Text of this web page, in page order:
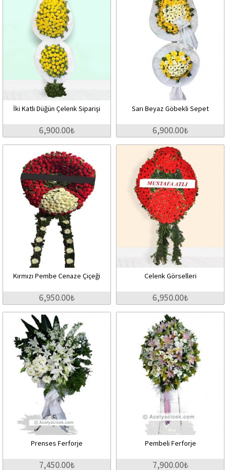
İki Katlı Düğün Çelenk Siparişi
6,900.00₺
Sarı Beyaz Göbekli Sepet
6,900.00₺
Kırmızı Pembe Cenaze Çiçeği
6,950.00₺
Celenk Görselleri
6,950.00₺
Prenses Ferforje
7,450.00₺
Pembeli Ferforje
7,900.00₺